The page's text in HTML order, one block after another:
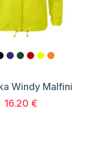
Windy Malfini
16.20 €